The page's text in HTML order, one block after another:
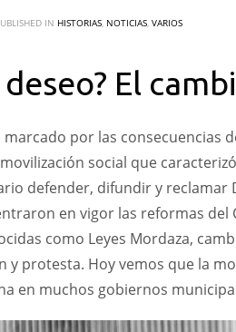
IN HISTORIAS, NOTICIAS, VARIOS
El
por las consecuencias
social que
defender, difundir y reclamar
en vigor las reformas del
como Leyes Mordaza,
y protesta. Hoy vemos que la
en muchos gobiernos